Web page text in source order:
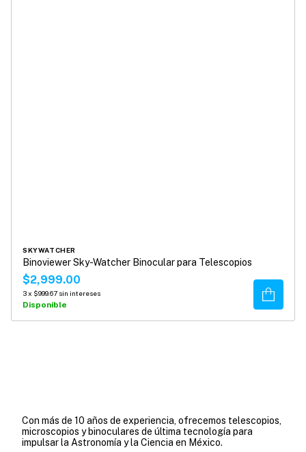
SKYWATCHER
Binoviewer Sky-Watcher Binocular para Telescopios
$2,999.00
3x $999.67 sin intereses
Disponible
Comprar
Con más de 10 años de experiencia, ofrecemos telescopios,
microscopios y binoculares de última tecnología para
impulsar la Astronomía y la Ciencia en México.